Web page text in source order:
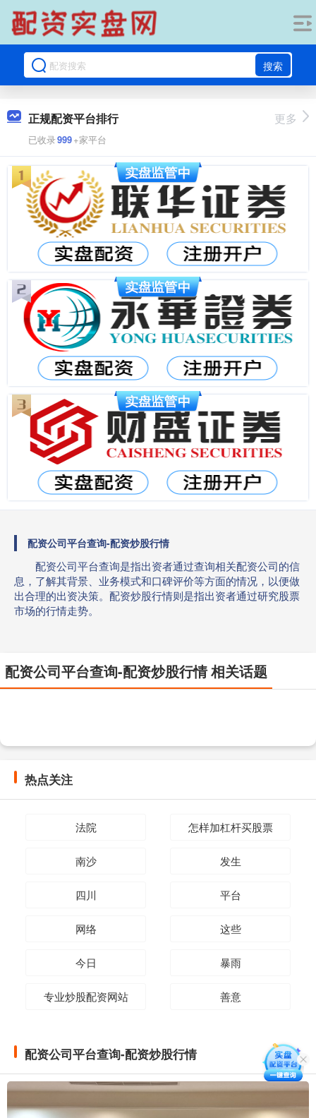
搜索
正规配资平台排行
已收录999+家平台
更多
配资公司平台查询-配资炒股行情
配资公司平台查询是指出资者通过查询相关配资公司的信
息，了解其背景、业务模式和口碑评价等方面的情况，以便做
出合理的出资决策。配资炒股行情则是指出资者通过研究股票
市场的行情走势。
配资公司平台查询-配资炒股行情 相关话题
热点关注
法院 怎样加杠杆买股票
南沙 发生
四川 平台
网络 这些
今日 暴雨
专业炒股配资网站 善意
配资公司平台查询-配资炒股行情